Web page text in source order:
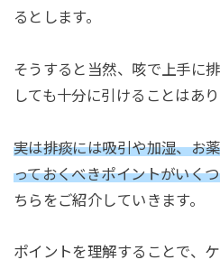
るとします。
そうすると当然、咳で上手に
しても十分に引けることはあり
実は排痰には吸引や加湿、お
っておくべきポイントがいく
ちらをご紹介していきます。
ポイントを理解することで、